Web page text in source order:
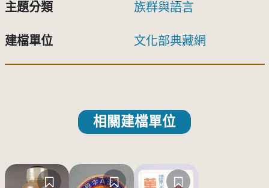
主題分類 族群與語言
建檔單位 文化部典藏網
相關建檔單位